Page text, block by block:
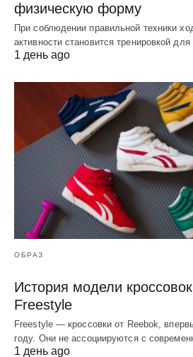
физическую форму
При соблюдении правильной техники
активности становится тренировкой
1 день ago
ОБРАЗ
История модели
Freestyle
Freestyle — кроссовки от Reebok,
году. Они не ассоциируются с
1 день ago